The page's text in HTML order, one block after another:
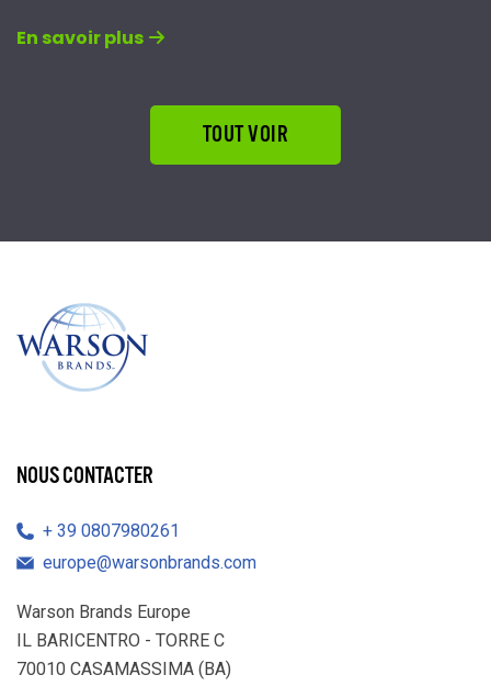
En savoir plus
TOUT VOIR
NOUS CONTACTER
39 0807980261
europe@warsonbrands.com
Warson Brands Europe
IL BARICENTRO - TORRE C
70010 CASAMASSIMA (BA)